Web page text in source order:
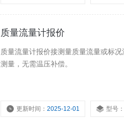
质量流量计报价
质量流量计报价接测量质量流量或标
测量，无需温压补偿。
更新时间：2025-12-01 型号：